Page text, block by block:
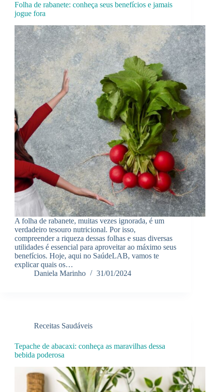
Folha de rabanete: conheça seus benefícios e jamais
jogue fora
A folha de rabanete, muitas vezes ignorada, é um
verdadeiro tesouro nutricional. Por isso,
compreender a riqueza dessas folhas e suas diversas
utilidades é essencial para aproveitar ao máximo seus
benefícios. Hoje, aqui no SaúdeLAB, vamos te
explicar quais os…
Daniela Marinho
31/01/2024
Receitas Saudáveis
Tepache de abacaxi: conheça as maravilhas dessa
bebida poderosa